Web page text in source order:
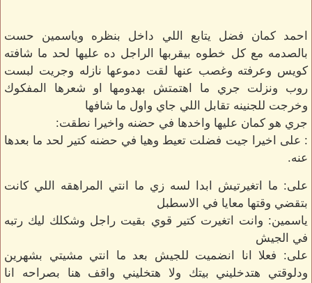
احمد كمان فضل يتابع اللي داخل بنظره وياسمين حست
بالصدمه مع كل خطوه بيقربها الراجل ده عليها لحد ما شافته
كويس وعرفته وغصب عنها لقت دموعها نازله وجريت لبست
روب ونزلت جري ما اهتمتش بهدومها او شعرها المفكوك
وخرجت للجنينه تقابل اللي جاي واول ما شافها
جري هو كمان عليها واخدها في حضنه واخيرا نطقت:
: على اخيرا جيت فضلت تعيط وهيا في حضنه كتير لحد ما بعدها
عنه.
على: ما اتغيرتيش ابدا لسه زي ما انتي المراهقه اللي كانت
بتقضي وقتها معايا في الاسطبل
ياسمين: وانت اتغيرت كتير قوي بقيت راجل وشكلك ليك رتبه
في الجيش
على: فعلا انا انضميت للجيش بعد ما انتي مشيتي بشهرين
ودلوقتي هتدخليني بيتك ولا هتخليني واقف هنا بصراحه انا